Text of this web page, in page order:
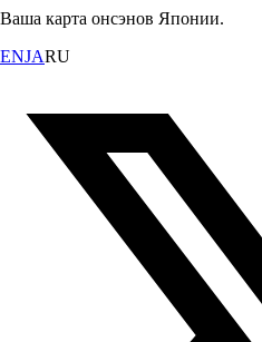
Ваша карта онсэнов Японии.
ENJARU